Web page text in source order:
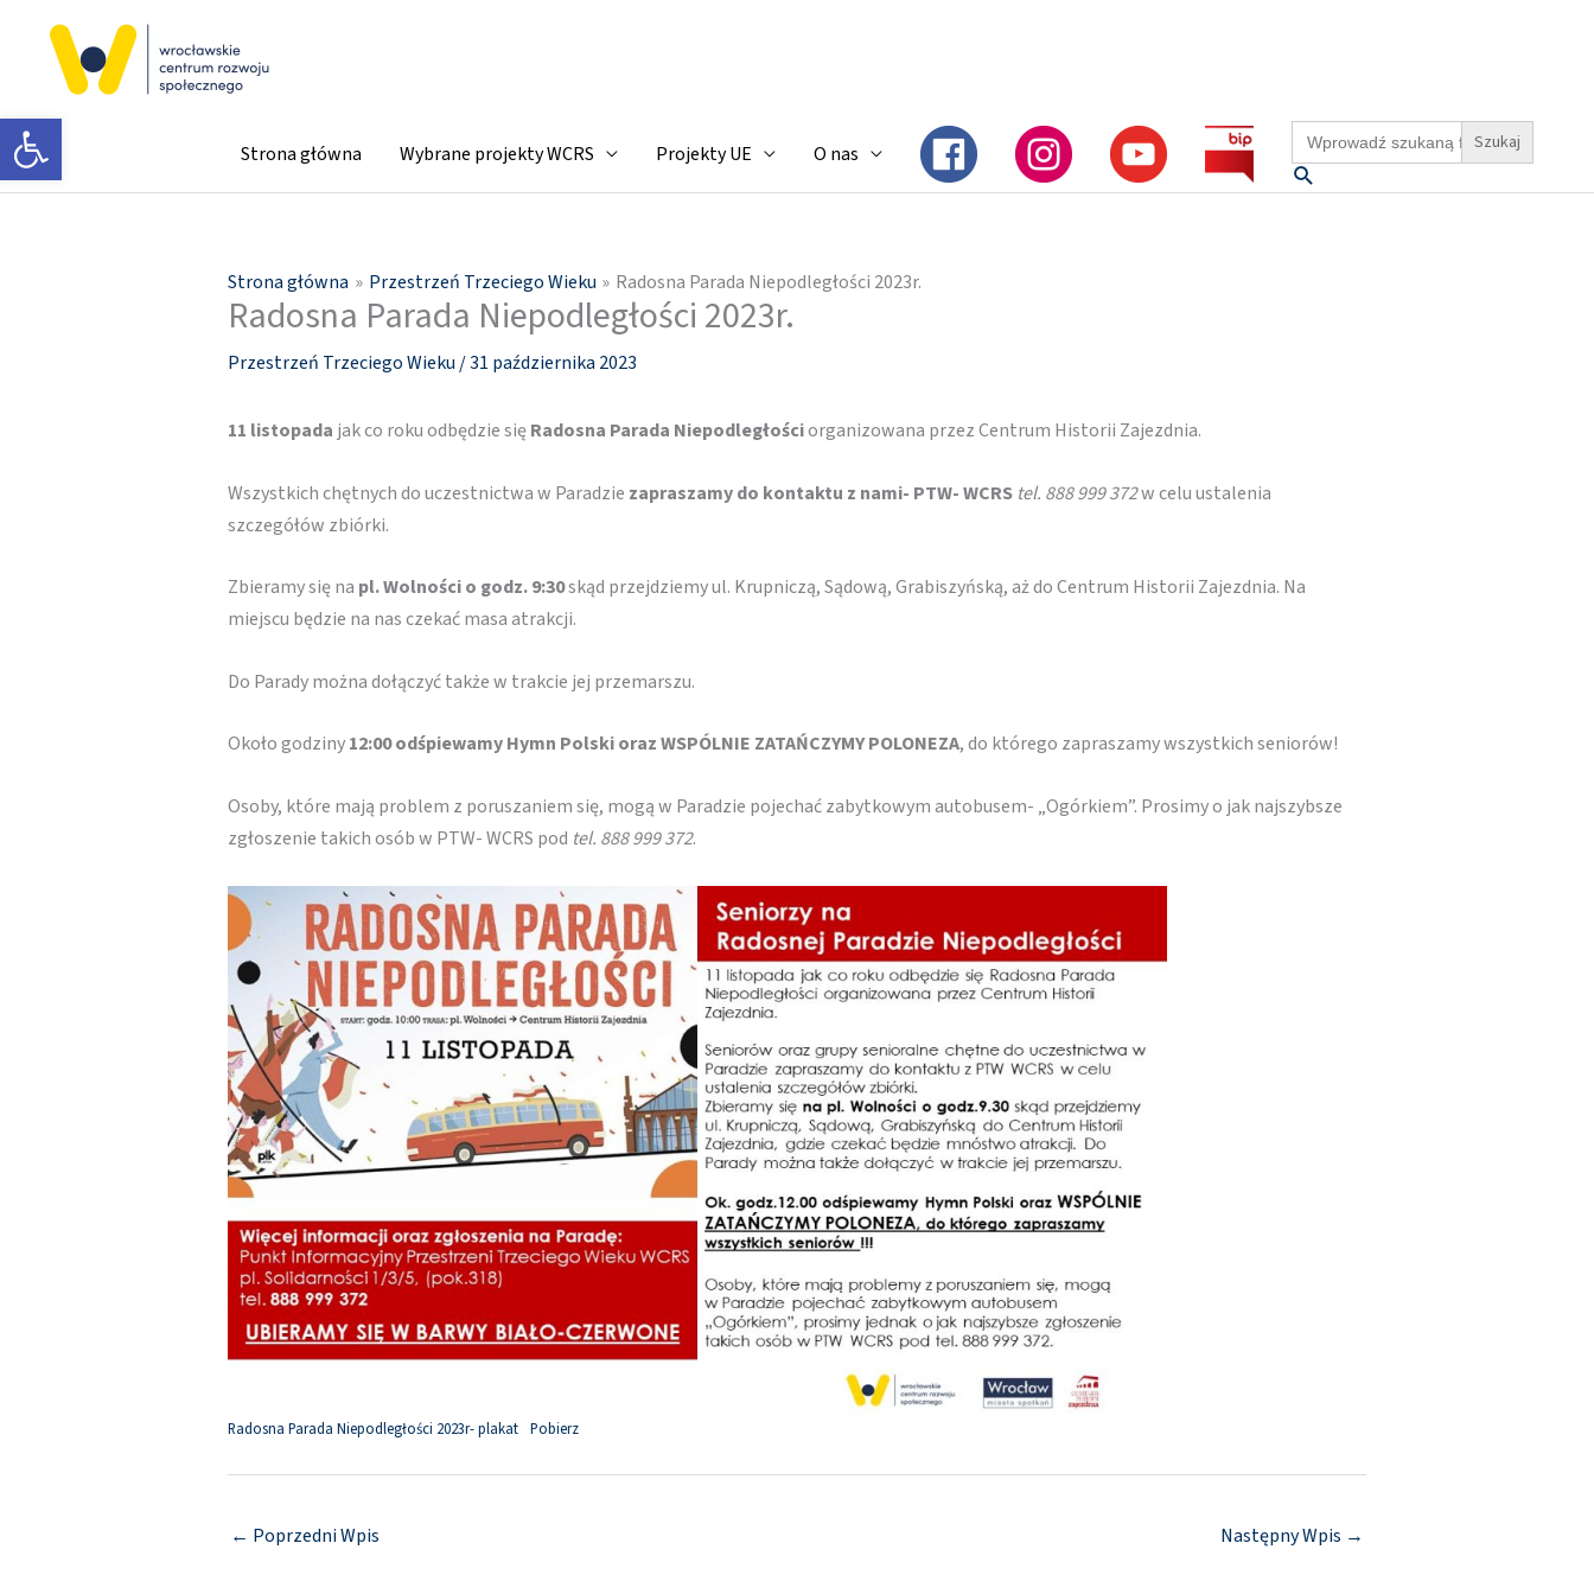
Otwórz pasek narzędzi Strona główna Wybrane projekty WCRS Projekty UE O nas
Search
for:
Szukaj
Strona główna Przestrzeń Trzeciego Wieku Radosna Parada Niepodległości 2023r.
Radosna Parada Niepodległości 2023r.
Przestrzeń Trzeciego Wieku /31 października 2023
11 listopada jak co roku odbędzie sięRadosna Parada Niepodległościorganizowana przez Centrum Historii Zajezdnia.
Wszystkich chętnych do uczestnictwa w Paradzie zapraszamy do kontaktu z nami- PTW- WCRS tel. 888 999 372w celu ustalenia
szczegółów zbiórki.
Zbieramy się na pl. Wolności o godz. 9:30skąd przejdziemy ul. Krupniczą, Sądową, Grabiszyńską, aż do Centrum Historii Zajezdnia. Na
miejscu będzie na nas czekać masa atrakcji.
Do Parady można dołączyć także w trakcie jej przemarszu.
Około godziny12:00 odśpiewamy Hymn Polski oraz WSPÓLNIE ZATAŃCZYMY POLONEZA, do którego zapraszamy wszystkich seniorów!
Osoby, które mają problem z poruszaniem się, mogą w Paradzie pojechać zabytkowym autobusem- „Ogórkiem”. Prosimy o jak najszybsze
zgłoszenie takich osób w PTW- WCRS pod tel. 888 999 372.
Radosna Parada Niepodległości 2023r- plakat Pobierz
← Poprzedni Wpis Następny Wpis →